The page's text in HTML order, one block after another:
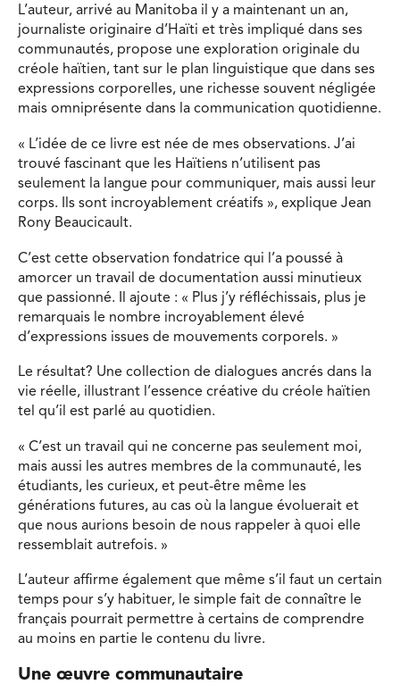
L’auteur, arrivé au Manitoba il y a maintenant un an,
journaliste originaire d’Haïti et très impliqué dans ses
communautés, propose une exploration originale du
créole haïtien, tant sur le plan linguistique que dans ses
expressions corporelles, une richesse souvent négligée
mais omniprésente dans la communication quotidienne.
« L’idée de ce livre est née de mes observations. J’ai
trouvé fascinant que les Haïtiens n’utilisent pas
seulement la langue pour communiquer, mais aussi leur
corps. Ils sont incroyablement créatifs », explique Jean
Rony Beaucicault.
C’est cette observation fondatrice qui l’a poussé à
amorcer un travail de documentation aussi minutieux
que passionné. Il ajoute : « Plus j’y réfléchissais, plus je
remarquais le nombre incroyablement élevé
d’expressions issues de mouvements corporels. »
Le résultat? Une collection de dialogues ancrés dans la
vie réelle, illustrant l’essence créative du créole haïtien
tel qu’il est parlé au quotidien.
« C’est un travail qui ne concerne pas seulement moi,
mais aussi les autres membres de la communauté, les
étudiants, les curieux, et peut-être même les
générations futures, au cas où la langue évoluerait et
que nous aurions besoin de nous rappeler à quoi elle
ressemblait autrefois. »
L’auteur affirme également que même s’il faut un certain
temps pour s’y habituer, le simple fait de connaître le
français pourrait permettre à certains de comprendre
au moins en partie le contenu du livre.
Une œuvre communautaire